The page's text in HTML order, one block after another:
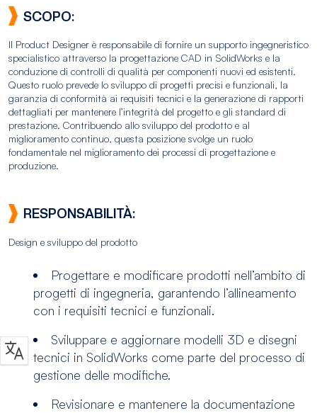
SCOPO:
Il Product Designer è responsabile di fornire un supporto ingegneristico
specialistico attraverso la progettazione CAD in SolidWorks e la
conduzione di controlli di qualità per componenti nuovi ed esistenti.
Questo ruolo prevede lo sviluppo di progetti precisi e funzionali, la
garanzia di conformità ai requisiti tecnici e la generazione di rapporti
dettagliati per mantenere l’integrità del progetto e gli standard di
prestazione. Contribuendo allo sviluppo del prodotto e al
miglioramento continuo, questa posizione svolge un ruolo
fondamentale nel miglioramento dei processi di progettazione e
produzione.
RESPONSABILITÀ:
Design e sviluppo del prodotto
Progettare e modificare prodotti nell’ambito di
progetti di ingegneria, garantendo l’allineamento
con i requisiti tecnici e funzionali.
Sviluppare e aggiornare modelli 3D e disegni
tecnici in SolidWorks come parte del processo di
gestione delle modifiche.
Revisionare e mantenere la documentazione